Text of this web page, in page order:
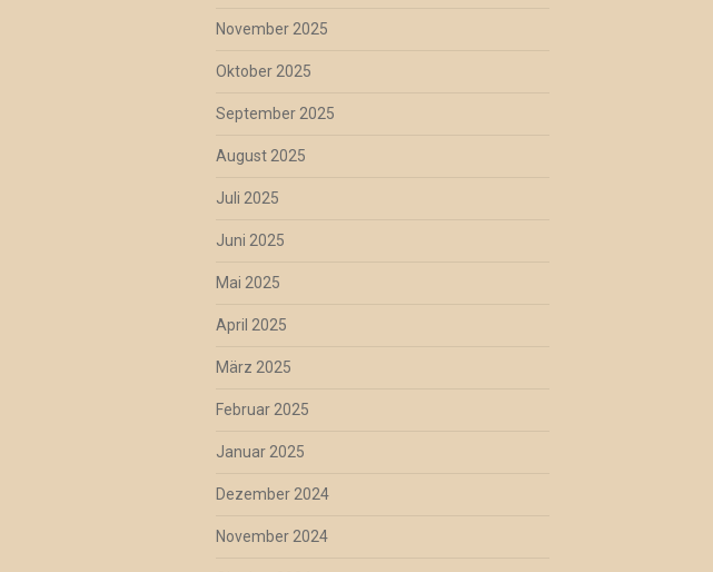
November 2025
Oktober 2025
September 2025
August 2025
Juli 2025
Juni 2025
Mai 2025
April 2025
März 2025
Februar 2025
Januar 2025
Dezember 2024
November 2024